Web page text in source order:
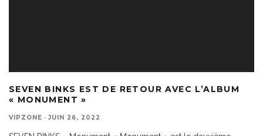
SEVEN BINKS EST DE RETOUR AVEC L’ALBUM
« MONUMENT »
VIPZONE · JUIN 26, 2022